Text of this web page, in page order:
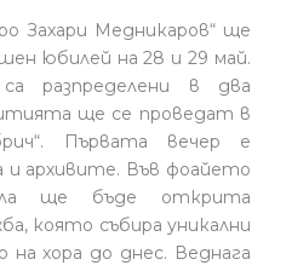
Захари Медникаров“ ще
юбилей на 28 и 29 май.
разпределени в два
ще се проведат в
Първата вечер е
архивите. Във фоайето
ще бъде открита
която събира уникални
на хора до днес. Веднага